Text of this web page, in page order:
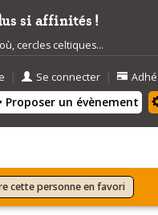
si affinités !
cercles celtiques...
| Se connecter |
Proposer un évènement
cette personne en favori